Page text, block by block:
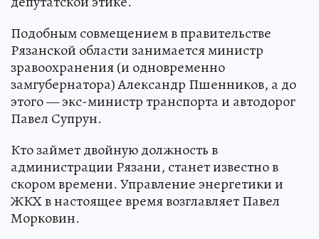
Подобным совмещением в правительстве
Рязанской области занимается министр
зравоохранения (и одновременно
замгубернатора) Александр Пшенников, а до
этого — экс-министр транспорта и автодорог
Павел Супрун.
Кто займет двойную должность в
администрации Рязани, станет известно в
скором времени. Управление энергетики и
ЖКХ в настоящее время возглавляет Павел
Морковин.